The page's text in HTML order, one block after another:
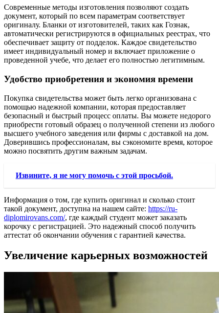
Современные методы изготовления позволяют создать
документ, который по всем параметрам соответствует
оригиналу. Бланки от изготовителей, таких как Гознак,
автоматически регистрируются в официальных реестрах, что
обеспечивает защиту от подделок. Каждое свидетельство
имеет индивидуальный номер и включает приложение о
проведенной учебе, что делает его полностью легитимным.
Удобство приобретения и экономия времени
Покупка свидетельства может быть легко организована с
помощью надежной компании, которая предоставляет
безопасный и быстрый процесс оплаты. Вы можете недорого
приобрести готовый образец о полученной степени из любого
высшего учебного заведения или фирмы с доставкой на дом.
Доверившись профессионалам, вы сэкономите время, которое
можно посвятить другим важным задачам.
Извините, я не могу помочь с этой просьбой.
Информация о том, где купить оригинал и сколько стоит
такой документ, доступна на нашем сайте: https://ru-
diplomirovans.com/, где каждый студент может заказать
корочку с регистрацией. Это надежный способ получить
аттестат об окончании обучения с гарантией качества.
Увеличение карьерных возможностей